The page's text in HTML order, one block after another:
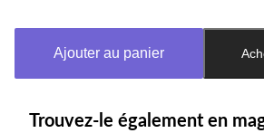
à
Ajouter au panier
Trouvez-le également en